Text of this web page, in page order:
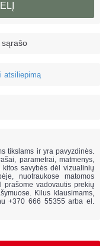
sąrašo
atsiliepimą
tikslams ir yra pavyzdinės.
parametrai, matmenys,
savybės dėl vizualinių
nuotraukose matomos
prašome vadovautis prekių
Kilus klausimams,
+370 666 55355 arba el.